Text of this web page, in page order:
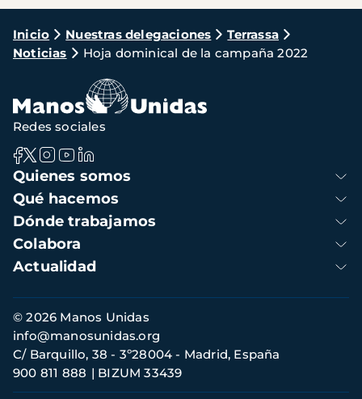
Ruta
de
navegación
Inicio Nuestras delegaciones
Terrassa
Noticias
Hoja dominical de la campaña 2022
Navegación
principal
Quienes somos
Qué hacemos
Dónde trabajamos
Colabora
Actualidad
Redes sociales
Información
de
contacto
© 2026 Manos Unidas
C/ Barquillo, 38 - 3º28004 - Madrid, España
900 811 888
BIZUM 33439
info@manosunidas.org